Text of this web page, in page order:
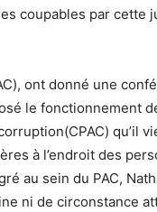
coupables par cette
ont donné une
le fonctionnement
qu’il
à l’endroit des
au sein du PAC,
ni de circonstance